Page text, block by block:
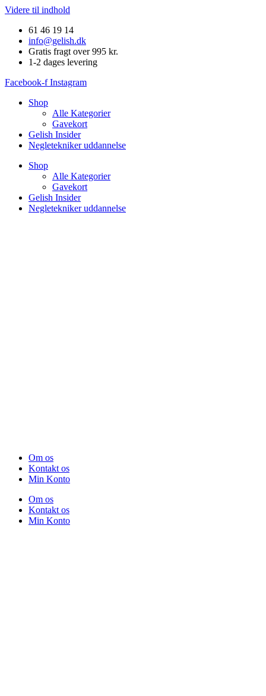
Videre til indhold
61 46 19 14
info@gelish.dk
Gratis fragt over 995 kr.
1-2 dages levering
Facebook-f Instagram
Shop
Alle Kategorier
Gavekort
Gelish Insider
Negletekniker uddannelse
Shop
Alle Kategorier
Gavekort
Gelish Insider
Negletekniker uddannelse
Om os
Kontakt os
Min Konto
Om os
Kontakt os
Min Konto